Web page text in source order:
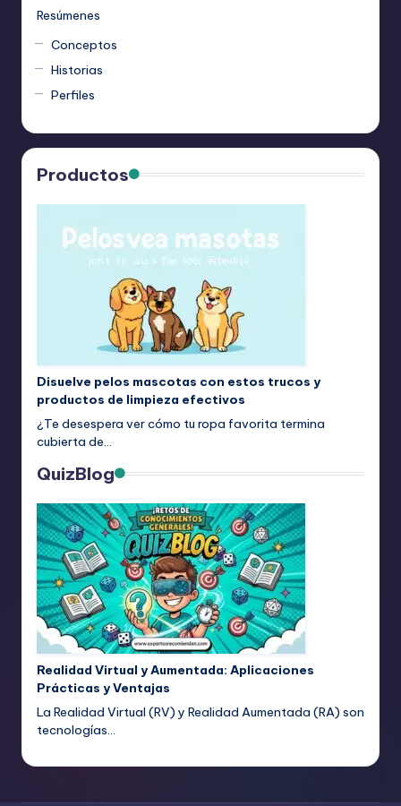
Resúmenes
Conceptos
Historias
Perfiles
Productos
Disuelve pelos mascotas con estos trucos y
productos de limpieza efectivos
¿Te desespera ver cómo tu ropa favorita termina
cubierta de…
QuizBlog
Realidad Virtual y Aumentada: Aplicaciones
Prácticas y Ventajas
La Realidad Virtual (RV) y Realidad Aumentada (RA) son
tecnologías…